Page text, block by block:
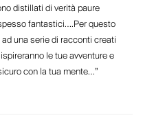
distillati di verità paure
fantastici….Per questo
una serie di racconti creati
le tue avventure e
con la tua mente…”